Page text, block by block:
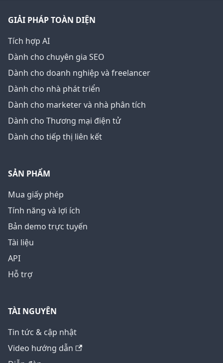
GIẢI PHÁP TOÀN DIỆN
Tích hợp AI
Dành cho chuyên gia SEO
Dành cho doanh nghiệp và freelancer
Dành cho nhà phát triển
Dành cho marketer và nhà phân tích
Dành cho Thương mại điện tử
Dành cho tiếp thị liên kết
SẢN PHẨM
Mua giấy phép
Tính năng và lợi ích
Bản demo trực tuyến
Tài liệu
API
Hỗ trợ
TÀI NGUYÊN
Tin tức & cập nhật
Video hướng dẫn